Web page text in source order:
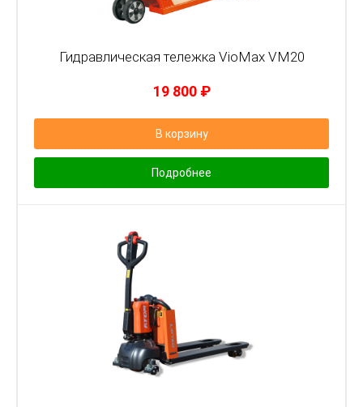
Гидравлическая тележка VioMax VM20
19 800 ₽
В корзину
Подробнее